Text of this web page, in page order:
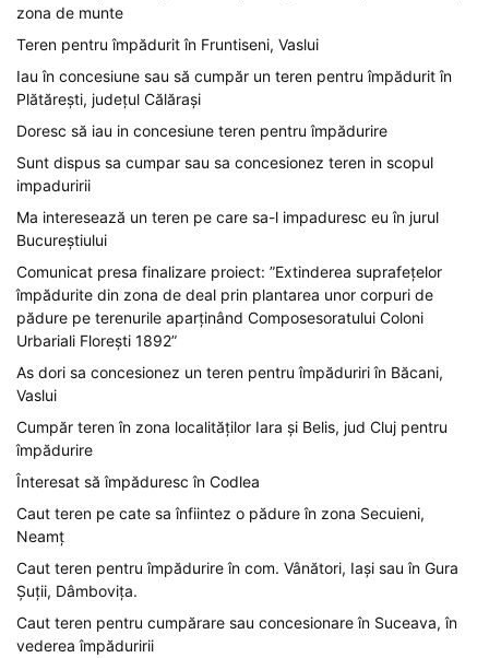
zona de munte
Teren pentru împădurit în Fruntiseni, Vaslui
Iau în concesiune sau să cumpăr un teren pentru împădurit în
Plătărești, județul Călărași
Doresc să iau in concesiune teren pentru împădurire
Sunt dispus sa cumpar sau sa concesionez teren in scopul
impaduririi
Ma interesează un teren pe care sa-l impaduresc eu în jurul
Bucureștiului
Comunicat presa finalizare proiect: ”Extinderea suprafețelor
împădurite din zona de deal prin plantarea unor corpuri de
pădure pe terenurile aparținând Composesoratului Coloni
Urbariali Florești 1892”
As dori sa concesionez un teren pentru împăduriri în Băcani,
Vaslui
Cumpăr teren în zona localităților Iara și Belis, jud Cluj pentru
împădurire
Înteresat să împăduresc în Codlea
Caut teren pe cate sa înfiintez o pădure în zona Secuieni,
Neamț
Caut teren pentru împădurire în com. Vânători, Iași sau în Gura
Șuții, Dâmbovița.
Caut teren pentru cumpărare sau concesionare în Suceava, în
vederea împăduririi